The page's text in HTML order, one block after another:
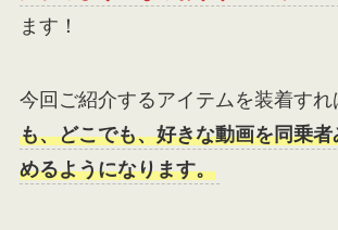
ます！
今回ご紹介するアイテムを装着すれ
も、どこでも、好きな動画を同乗
めるようになります。